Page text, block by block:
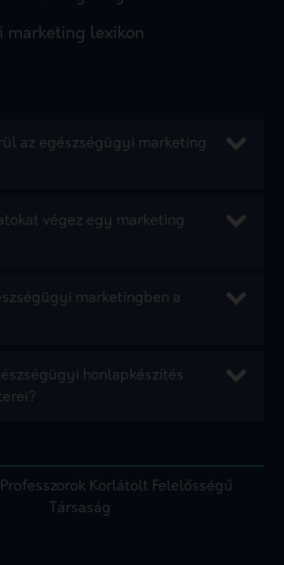
marketing lexikon
az egészségügyi marketing
végez egy marketing
marketingben a
honlapkészítés
Korlátolt Felelősségű
Társaság